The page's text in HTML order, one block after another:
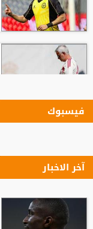
فيسبوك
آخر الاخبار